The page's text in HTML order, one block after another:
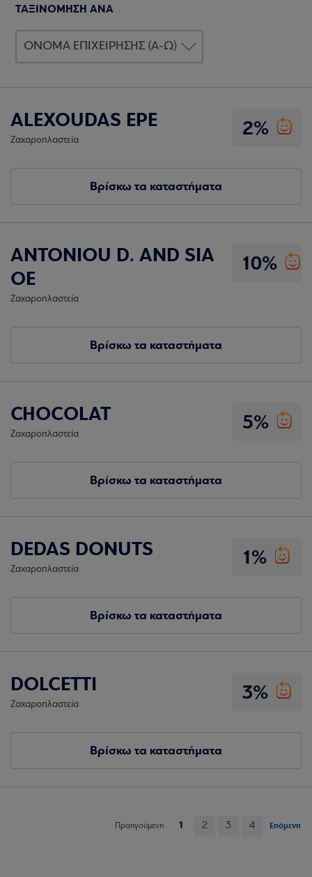
ΤΑΞΙΝΟΜΗΣΗ ΑΝΑ
2%
ALEXOUDAS EPE
Ζαχαροπλαστεία
Βρίσκω τα καταστήματα
10%
ANTONIOU D. AND SIA
OE
Ζαχαροπλαστεία
Βρίσκω τα καταστήματα
5%
CHOCOLAT
Ζαχαροπλαστεία
Βρίσκω τα καταστήματα
1%
DEDAS DONUTS
Ζαχαροπλαστεία
Βρίσκω τα καταστήματα
3%
DOLCETTI
Ζαχαροπλαστεία
Βρίσκω τα καταστήματα
Προηγούμενη 1 2 3 4 Επόμενη